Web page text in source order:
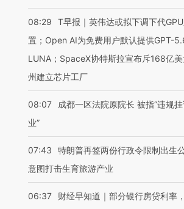
08:29
T早报｜英伟达或拟下调下代
置；Open AI为免费用户默认提供GPT-
LUNA；SpaceX协特斯拉宣布斥168亿
州建立芯片工厂
08:07
成都一区法院原院长 被指“违规挂
业”
07:43
特朗普再签两份行政令限制出生
意图打击生育旅游产业
06:37 财经早知道｜部分银行房贷利率